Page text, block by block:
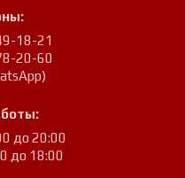
18-21
20-60
до 20:00
до 18:00